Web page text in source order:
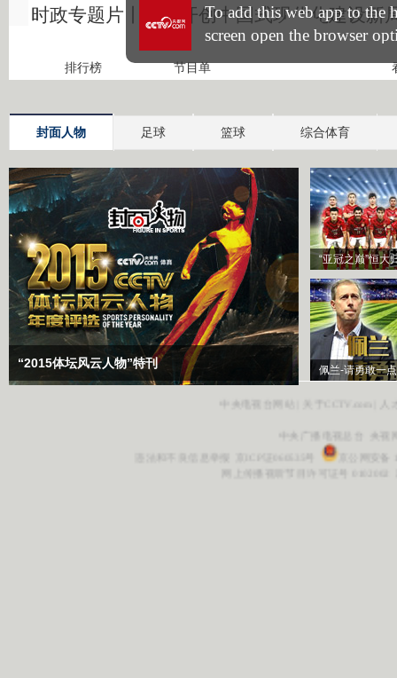
封面人物 足球 篮球 综合体育
“2015体坛风云人物”特刊
“亚冠之巅”恒大
佩兰-请勇敢一点
中央电视台网站 关于CCTV.com 人
中央广播电视总台 央视
京ICP证060535号
京公网安备
网上传播视听节目许可证号 0102002